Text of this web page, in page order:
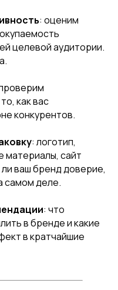
: оценим
целевой аудитории.
как вас
конкурентов.
: логотип,
материалы, сайт
ваш бренд доверие,
самом деле.
: что
в бренде и какие
в кратчайшие